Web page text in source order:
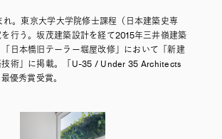
れ。東京大学大学院修士課程（日本建築史専
行う。坂茂建築設計を経て2015年三井嶺建築
日本橋旧テーラー堀屋改修」において「新建
技術」に掲載。「U-35 / Under 35 Architects
優秀賞受賞。